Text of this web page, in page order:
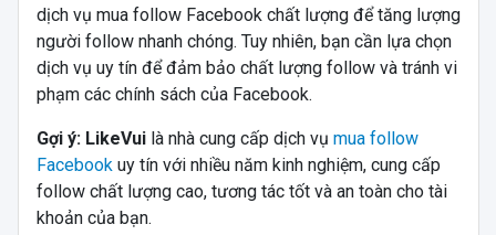
dịch vụ mua follow Facebook chất lượng để tăng lượng
người follow nhanh chóng. Tuy nhiên, bạn cần lựa chọn
dịch vụ uy tín để đảm bảo chất lượng follow và tránh vi
phạm các chính sách của Facebook.
Gợi ý: LikeVui là nhà cung cấp dịch vụ mua follow
Facebookuy tín với nhiều năm kinh nghiệm, cung cấp
follow chất lượng cao, tương tác tốt và an toàn cho tài
khoản của bạn.